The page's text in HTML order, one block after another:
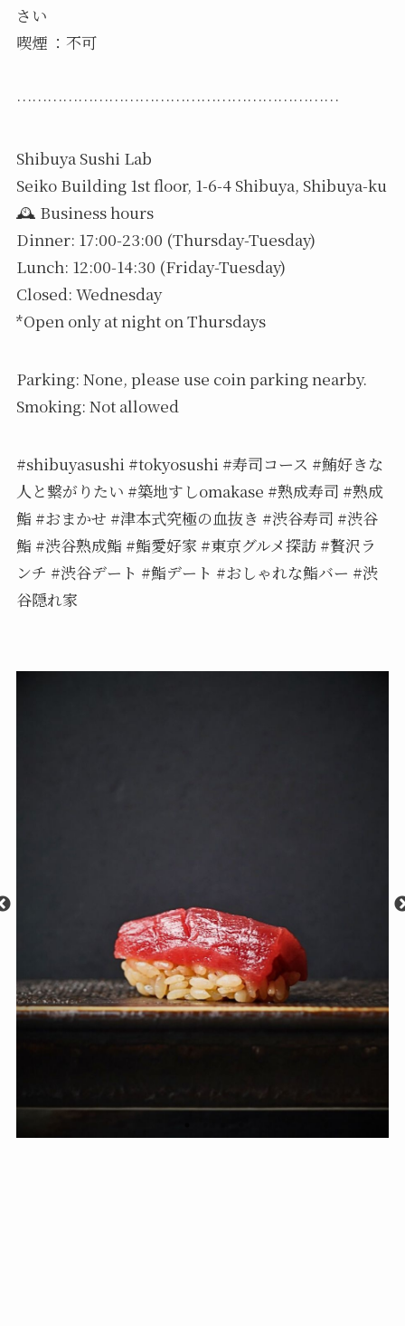
さい
喫煙 ：不可
………………………………………………………
Shibuya Sushi Lab
Seiko Building 1st floor, 1-6-4 Shibuya, Shibuya-ku
🕰️ Business hours
Dinner: 17:00-23:00 (Thursday-Tuesday)
Lunch: 12:00-14:30 (Friday-Tuesday)
️Closed: Wednesday
*Open only at night on Thursdays
Parking: None, please use coin parking nearby.
Smoking: Not allowed
#shibuyasushi #tokyosushi #寿司コース #鮪好きな
人と繋がりたい #築地すしomakase #熟成寿司 #熟成
鮨 #おまかせ #津本式究極の血抜き #渋谷寿司 #渋谷
鮨 #渋谷熟成鮨 #鮨愛好家 #東京グルメ探訪 #贅沢ラ
ンチ #渋谷デート #鮨デート #おしゃれな鮨バー #渋
谷隠れ家